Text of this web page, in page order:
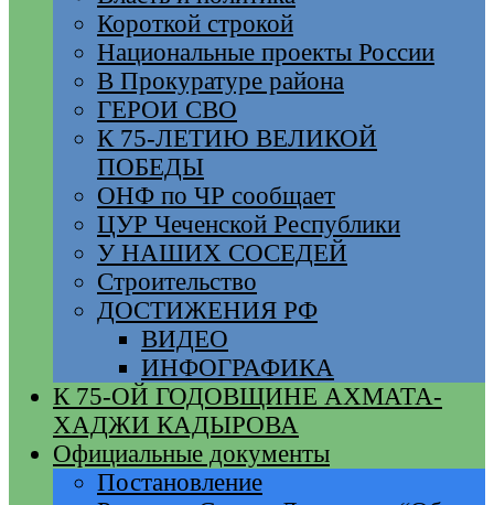
Короткой строкой
Национальные проекты России
В Прокуратуре района
ГЕРОИ СВО
К 75-ЛЕТИЮ ВЕЛИКОЙ
ПОБЕДЫ
ОНФ по ЧР сообщает
ЦУР Чеченской Республики
У НАШИХ СОСЕДЕЙ
Строительство
ДОСТИЖЕНИЯ РФ
ВИДЕО
ИНФОГРАФИКА
К 75-ОЙ ГОДОВЩИНЕ АХМАТА-
ХАДЖИ КАДЫРОВА
Официальные документы
Постановление